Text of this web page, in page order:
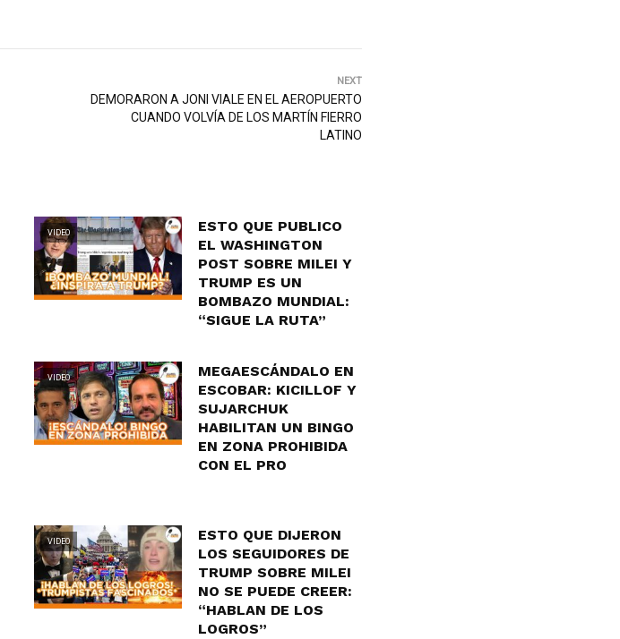
NEXT
DEMORARON A JONI VIALE EN EL AEROPUERTO
CUANDO VOLVÍA DE LOS MARTÍN FIERRO
LATINO
VIDEO
ESTO QUE PUBLICO
EL WASHINGTON
POST SOBRE MILEI Y
TRUMP ES UN
BOMBAZO MUNDIAL:
“SIGUE LA RUTA”
VIDEO
MEGAESCÁNDALO EN
ESCOBAR: KICILLOF Y
SUJARCHUK
HABILITAN UN BINGO
EN ZONA PROHIBIDA
CON EL PRO
VIDEO
ESTO QUE DIJERON
LOS SEGUIDORES DE
TRUMP SOBRE MILEI
NO SE PUEDE CREER:
“HABLAN DE LOS
LOGROS”